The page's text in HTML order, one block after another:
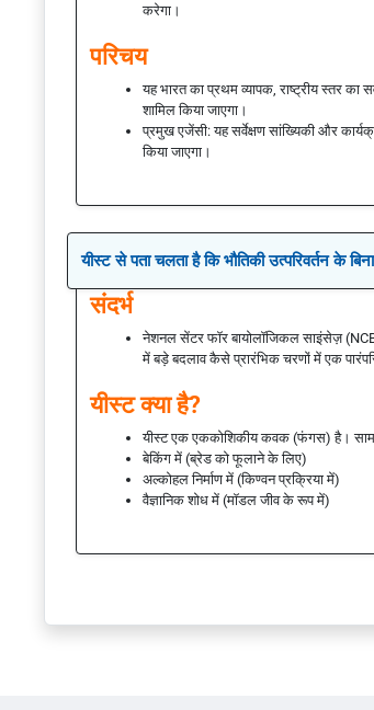
करेगा।
परिचय
यह भारत का प्रथम व्यापक, राष्ट्रीय स्तर का
शामिल किया जाएगा।
प्रमुख एजेंसी: यह सर्वेक्षण सांख्यिकी और
किया जाएगा।
यीस्ट से पता चलता है कि भौतिकी उत्परिवर्तन के
संदर्भ
नेशनल सेंटर फॉर बायोलॉजिकल साइंसेज़
में बड़े बदलाव कैसे प्रारंभिक चरणों में एक
यीस्ट क्या है?
यीस्ट एक एककोशिकीय कवक (फंगस) है।
बेकिंग में (ब्रेड को फूलाने के लिए)
अल्कोहल निर्माण में (किण्वन प्रक्रिया में)
वैज्ञानिक शोध में (मॉडल जीव के रूप में)